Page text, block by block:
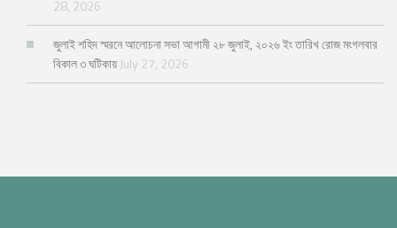
28, 2026
জুলাই শহিদ স্মরনে আলোচনা সভা আগামী ২৮ জুলাই, ২০২৬ ইং তারিখ রোজ মংগলবার
বিকাল ৩ ঘটিকায় July 27, 2026